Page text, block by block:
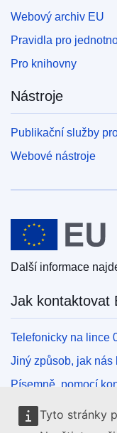
Tyto stránky
Webový archiv EU
Pravidla pro
Pro knihovny
Nástroje
Publikační služby
Webové nástroje
Evropská unie
Další informace
Jak kontaktovat
Telefonicky na lince
Jiný způsob, jak nás
Písemně, pomocí
Osobně, v